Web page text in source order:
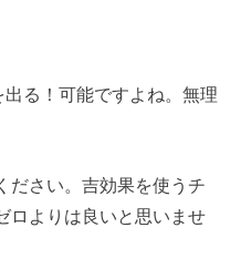
る！可能ですよね。無理
ださい。吉効果を使うチ
ロよりは良いと思いませ